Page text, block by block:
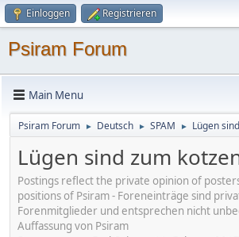
Einloggen Registrieren
Psiram Forum
Main Menu
Psiram Forum ► Deutsch ► SPAM ► Lügen
Lügen sind zum
Postings reflect the private opinion of
positions of Psiram - Foreneinträge sind
Forenmitglieder und entsprechen nicht
Auffassung von Psiram